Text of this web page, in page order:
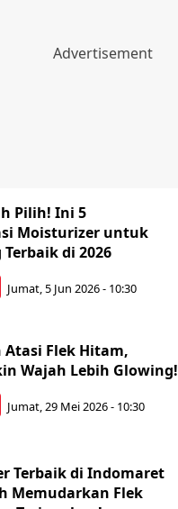
Pilih! Ini 5
Moisturizer untuk
di 2026
Jumat, 5 Jun 2026 - 10:30
Atasi Flek Hitam,
Wajah Lebih Glowing!
Jumat, 29 Mei 2026 - 10:30
Terbaik di Indomaret
Memudarkan Flek